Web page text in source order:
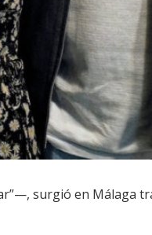
surgió en Málaga